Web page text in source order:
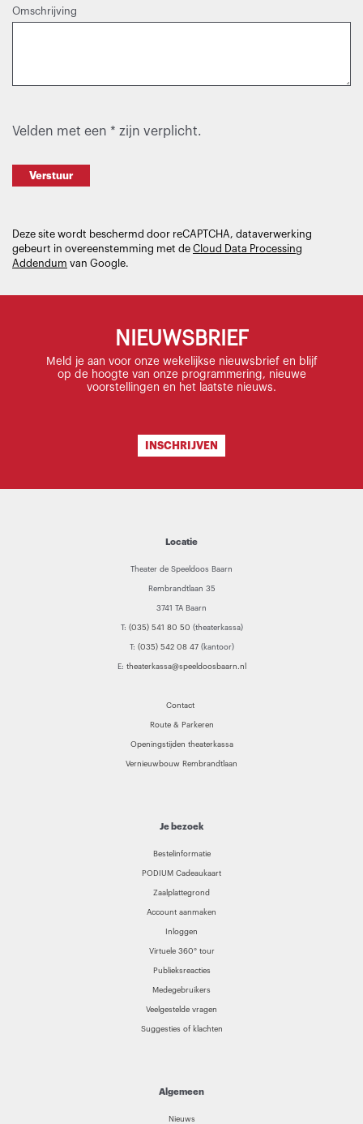
Omschrijving
Velden met een * zijn verplicht.
Verstuur
Deze site wordt beschermd door reCAPTCHA, dataverwerking
gebeurt in overeenstemming met de Cloud Data Processing
Addendum van Google.
NIEUWSBRIEF
Meld je aan voor onze wekelijkse nieuwsbrief en blijf
op de hoogte van onze programmering, nieuwe
voorstellingen en het laatste nieuws.
INSCHRIJVEN
Locatie
Theater de Speeldoos Baarn
Rembrandtlaan 35
3741 TA Baarn
T: (035) 541 80 50 (theaterkassa)
T: (035) 542 08 47(kantoor)
E: theaterkassa@speeldoosbaarn.nl
Contact
Route & Parkeren
Openingstijden theaterkassa
Vernieuwbouw Rembrandtlaan
Je bezoek
Bestelinformatie
PODIUM Cadeaukaart
Zaalplattegrond
Account aanmaken
Inloggen
Virtuele 360° tour
Publieksreacties
Medegebruikers
Veelgestelde vragen
Suggesties of klachten
Algemeen
Nieuws